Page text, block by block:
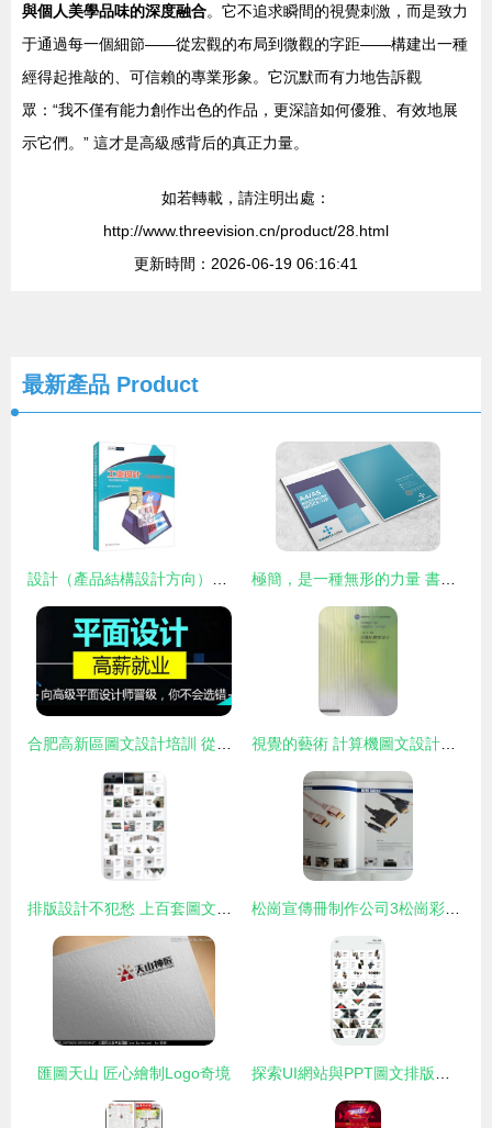
與個人美學品味的深度融合。它不追求瞬間的視覺刺激，而是致力
于通過每一個細節——從宏觀的布局到微觀的字距——構建出一種
經得起推敲的、可信賴的專業形象。它沉默而有力地告訴觀
眾：“我不僅有能力創作出色的作品，更深諳如何優雅、有效地展
示它們。” 這才是高級感背后的真正力量。
如若轉載，請注明出處：
http://www.threevision.cn/product/28.html
更新時間：2026-06-19 06:16:41
最新產品 Product
匯圖天山 匠心繪制Logo奇境